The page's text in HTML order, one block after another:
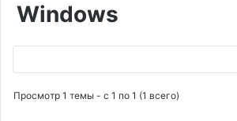
Windows
о
и
Просмотр 1 темы - с 1 по 1 (1 всего)